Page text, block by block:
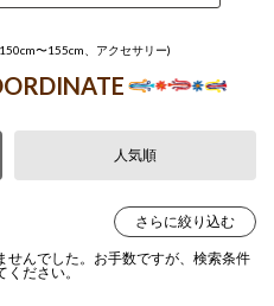
〜155cm、アクセサリー)
人気順
さらに絞り込む
んでした。お手数ですが、検索条件
ください。